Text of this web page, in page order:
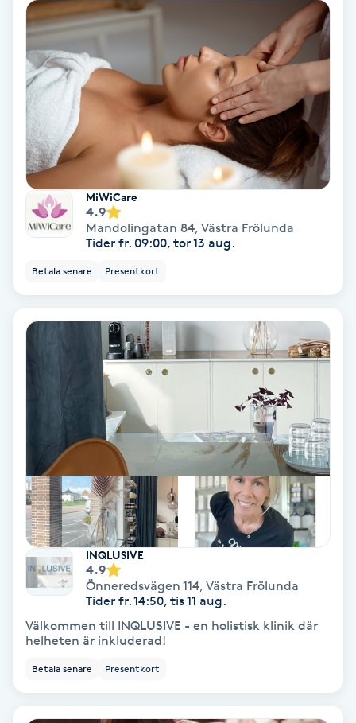
Extensions borttagning
Eyeliner-tatuering
Face framing
Faceliftmassage
Fet hårbotten
Fibromassage
Fotmassage
Fotsvamp
Fotvård
Fransar
Fransborttagning
MiWiCare
4.9
Mandolingatan 84, Västra Frölunda
Tider fr. 09:00, tor 13 aug.
Betala senare Presentkort
INQLUSIVE
4.9
Önneredsvägen 114, Västra Frölunda
Tider fr. 14:50, tis 11 aug.
Välkommen till INQLUSIVE - en holistisk klinik där
helheten är inkluderad!
Betala senare Presentkort